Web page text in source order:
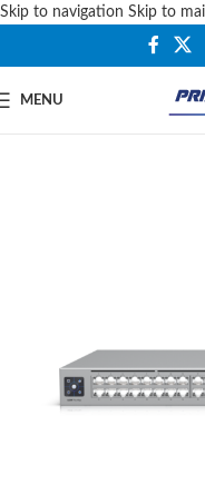
Skip to navigation Skip to
MENU